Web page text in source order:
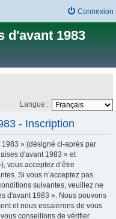
Connexion
d'avant 1983
Langue :
- Inscription
» (désigné ci-après par
d'avant 1983 » et
vous acceptez d’être
Si vous n’acceptez pas
suivantes, veuillez ne
d'avant 1983 ». Nous pouvons
et nous essaierons de vous
conseillons de vérifier